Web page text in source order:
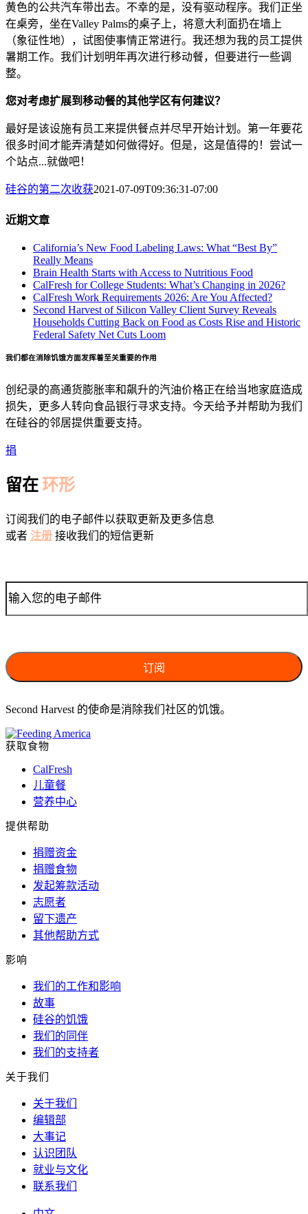
黄色的公共汽车带出去。不幸的是，没有驱动程序。我们正坐
在桌旁，坐在Valley Palms的桌子上，将意大利面扔在墙上
（象征性地），试图使事情正常进行。我还想为我的员工提供
暑期工作。我们计划明年再次进行移动餐，但要进行一些调
整。
您对考虑扩展到移动餐的其他学区有何建议？
最好是该设施有员工来提供餐点并尽早开始计划。第一年要花
很多时间才能弄清楚如何做得好。但是，这是值得的！尝试一
个站点...就做吧！
硅谷的第二次收获2021-07-09T09:36:31-07:00
近期文章
California’s New Food Labeling Laws: What “Best By”
Really Means
Brain Health Starts with Access to Nutritious Food
CalFresh for College Students: What’s Changing in 2026?
CalFresh Work Requirements 2026: Are You Affected?
Second Harvest of Silicon Valley Client Survey Reveals
Households Cutting Back on Food as Costs Rise and Historic
Federal Safety Net Cuts Loom
我们都在消除饥饿方面发挥着至关重要的作用
创纪录的高通货膨胀率和飙升的汽油价格正在给当地家庭造成
损失，更多人转向食品银行寻求支持。今天给予并帮助为我们
在硅谷的邻居提供重要支持。
捐
留在 环形
订阅我们的电子邮件以获取更新及更多信息
或者 注册 接收我们的短信更新
Second Harvest 的使命是消除我们社区的饥饿。
获取食物
CalFresh
儿童餐
营养中心
提供帮助
捐赠资金
捐赠食物
发起筹款活动
志愿者
留下遗产
其他帮助方式
影响
我们的工作和影响
故事
硅谷的饥饿
我们的同伴
我们的支持者
关于我们
关于我们
编辑部
大事记
认识团队
就业与文化
联系我们